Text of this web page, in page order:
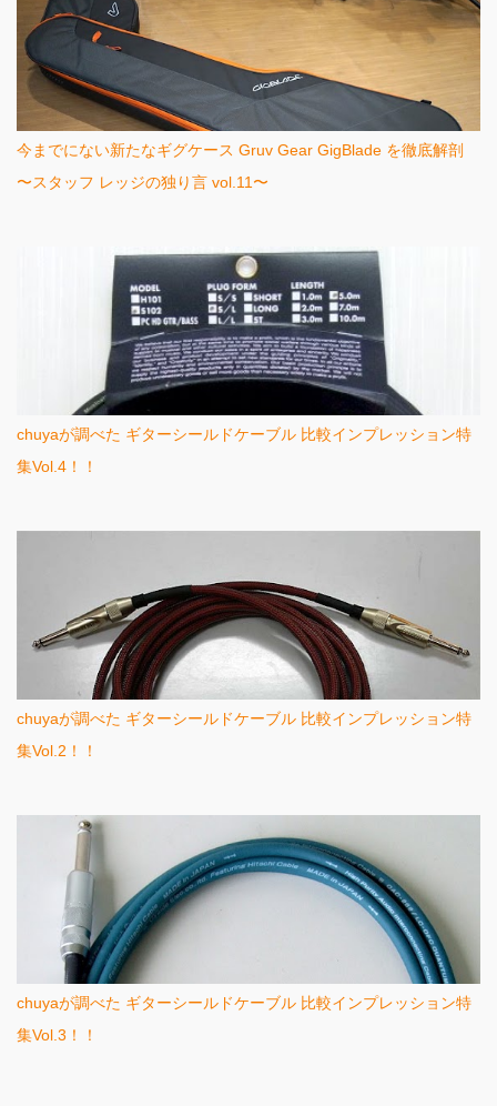
今までにない新たなギグケース Gruv Gear GigBlade を徹底解剖
〜スタッフ レッジの独り言 vol.11〜
chuyaが調べた ギターシールドケーブル 比較インプレッション特
集Vol.4！！
chuyaが調べた ギターシールドケーブル 比較インプレッション特
集Vol.2！！
chuyaが調べた ギターシールドケーブル 比較インプレッション特
集Vol.3！！